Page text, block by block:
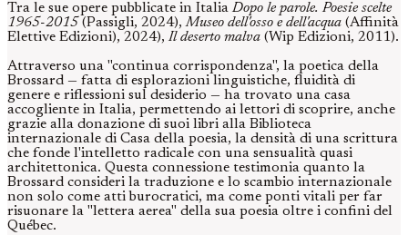
Tra le sue opere pubblicate in Italia Dopo le parole. Poesie scelte
1965-2015 (Passigli, 2024),Museo dell'osso e dell'acqua (Affinità
Elettive Edizioni), 2024), Il deserto malva (Wip Edizioni, 2011).
Attraverso una "continua corrispondenza", la poetica della
Brossard — fatta di esplorazioni linguistiche, fluidità di
genere e riflessioni sul desiderio — ha trovato una casa
accogliente in Italia, permettendo ai lettori di scoprire, anche
grazie alla donazione di suoi libri alla Biblioteca
internazionale di Casa della poesia, la densità di una scrittura
che fonde l'intelletto radicale con una sensualità quasi
architettonica. Questa connessione testimonia quanto la
Brossard consideri la traduzione e lo scambio internazionale
non solo come atti burocratici, ma come ponti vitali per far
risuonare la "lettera aerea" della sua poesia oltre i confini del
Québec.